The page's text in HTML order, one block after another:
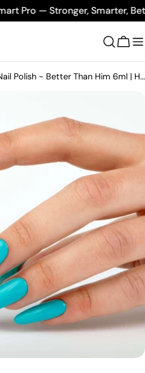
Pro — Stronger, Smarter,
Cart
Gel Nail Polish - Better Than Him 6ml | Holiday Diary #332